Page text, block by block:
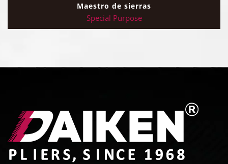
Maestro de sierras
Special Purpose